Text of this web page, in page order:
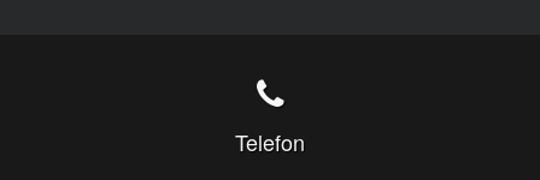
Telefon